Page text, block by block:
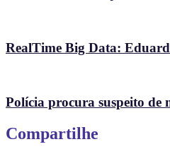
RealTime Big Data:
Polícia procura suspeito de
Compartilhe